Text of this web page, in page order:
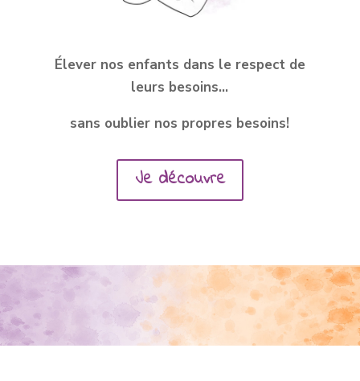
Élever nos enfants dans le respect de
leurs besoins…
sans oublier nos propres besoins!
Je découvre